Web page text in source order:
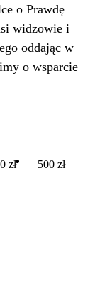
o Prawdę
widzowie i
oddając w
o wsparcie
zł 500 zł